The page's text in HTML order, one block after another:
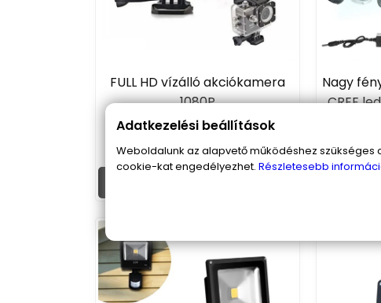
FULL HD vízálló akciókamera
1080P
9 790 Ft
Nagy
CREE
Adatkezelési beállítások
Weboldalunk az alapvető működéshez
cookie-kat engedélyezhet. Részletesebb